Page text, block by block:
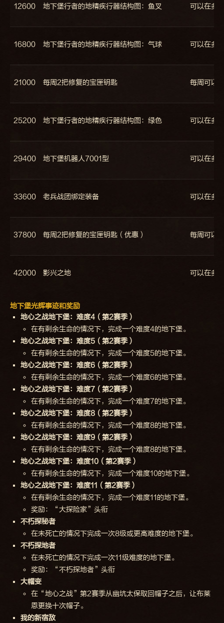
12600 地下堡行者的地精疾行器结构图：鱼叉 可以在多
16800 地下堡行者的地精疾行器结构图：气球 可以在多
21000 每周2把修复的宝匣钥匙 每周可以
25200 地下堡行者的地精疾行器结构图：绿色 可以在多
29400 地下堡机器人7001型 可以在多
33600 老兵战团绑定装备 可以在多
37800 每周2把修复的宝匣钥匙（优惠） 每周可以
42000 影兴之地 可以在多
地下堡光辉事迹和奖励
地心之战地下堡：难度4（第2赛季）
在有剩余生命的情况下，完成一个难度4的地下堡。
地心之战地下堡：难度5（第2赛季）
在有剩余生命的情况下，完成一个难度5的地下堡。
地心之战地下堡：难度6（第2赛季）
在有剩余生命的情况下，完成一个难度6的地下堡。
地心之战地下堡：难度7（第2赛季）
在有剩余生命的情况下，完成一个难度7的地下堡。
地心之战地下堡：难度8（第2赛季）
在有剩余生命的情况下，完成一个难度8的地下堡。
地心之战地下堡：难度9（第2赛季）
在有剩余生命的情况下，完成一个难度8的地下堡。
地心之战地下堡：难度10（第2赛季）
在有剩余生命的情况下，完成一个难度10的地下堡。
地心之战地下堡：难度11（第2赛季）
在有剩余生命的情况下，完成一个难度11的地下堡。
奖励：“大探险家”头衔
不朽探秘者
在未死亡的情况下完成一次8级或更高难度的地下堡。
不朽探地者
在未死亡的情况下完成一次11级难度的地下堡。
奖励：“不朽探地者”头衔
大帽变
在“地心之战”第2赛季从幽坑太保取回帽子之后，让布莱
恩更换十次帽子。
我的新宿敌